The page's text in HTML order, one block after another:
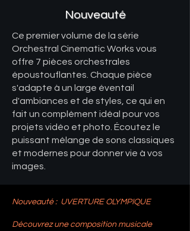
Nouveauté
Ce premier volume de la série
Orchestral Cinematic Works vous
offre 7 pièces orchestrales
époustouflantes. Chaque pièce
s'adapte à un large éventail
d'ambiances et de styles, ce qui en
fait un complément idéal pour vos
projets vidéo et photo. Écoutez le
puissant mélange de sons classiques
et modernes pour donner vie à vos
images.
Nouveauté : UVERTURE OLYMPIQUE
Découvrez une composition musicale